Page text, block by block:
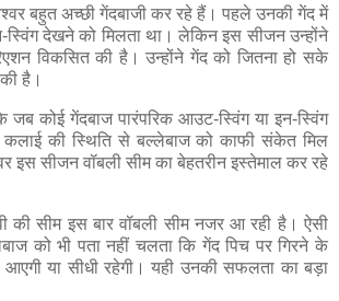
बहुत अच्छी गेंदबाजी कर रहे हैं। पहले उनकी गेंद में
स्विंग देखने को मिलता था। लेकिन इस सीजन उन्होंने
विकसित की है। उन्होंने गेंद को जितना हो सके
है।
जब कोई गेंदबाज पारंपरिक आउट-स्विंग या इन-स्विंग
कलाई की स्थिति से बल्लेबाज को काफी संकेत मिल
इस सीजन वॉबली सीम का बेहतरीन इस्तेमाल कर रहे
की सीम इस बार वॉबली सीम नजर आ रही है। ऐसी
को भी पता नहीं चलता कि गेंद पिच पर गिरने के
आएगी या सीधी रहेगी। यही उनकी सफलता का बड़ा